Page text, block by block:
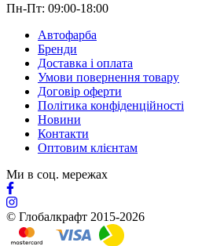
Пн-Пт: 09:00-18:00
Автофарба
Бренди
Доставка і оплата
Умови повернення товару
Договір оферти
Політика конфіденційності
Новини
Контакти
Оптовим клієнтам
Ми в соц. мережах
© Глобалкрафт 2015-2026